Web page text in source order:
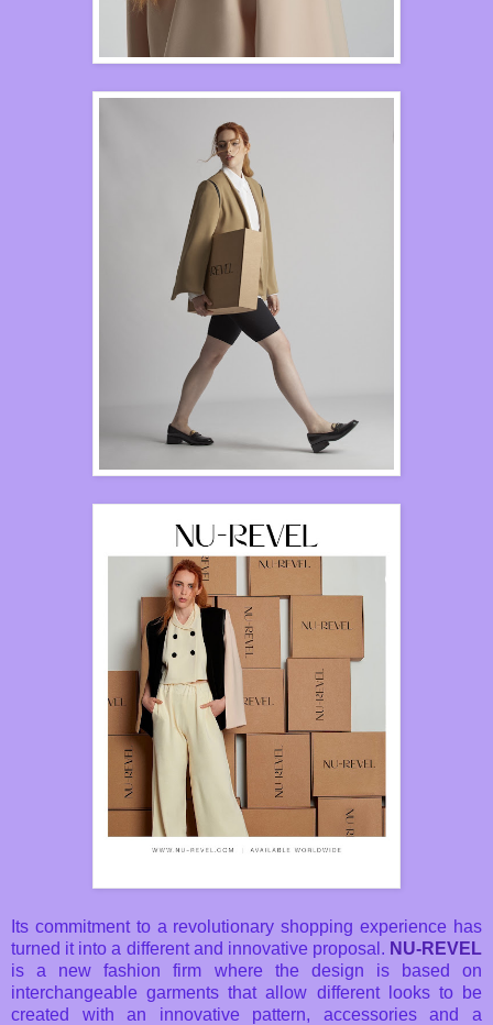
Its commitment to a revolutionary shopping experience has
turned it into a different and innovative proposal. NU-REVEL
is a new fashion firm where the design is based on
interchangeable garments that allow different looks to be
created with an innovative pattern, accessories and a